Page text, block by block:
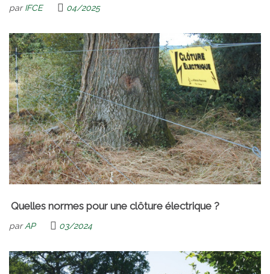
parIFCE 04/2025
Quelles normes pour une clôture électrique ?
parAP 03/2024